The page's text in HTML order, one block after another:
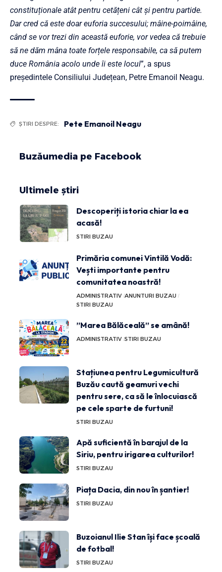
constituționale atât pentru cetățeni cât și pentru partide.
Dar cred că este doar euforia succesului; mâine-poimâine,
când se vor trezi din această euforie, vor vedea că trebuie
să ne dăm mâna toate forțele responsabile, ca să putem
duce România acolo unde îi este locul”, a spus
președintele Consiliului Județean, Petre Emanoil Neagu.
ȘTIRI DESPRE: Pete Emanoil Neagu
Buzăumedia pe Facebook
Ultimele știri
Descoperiți istoria chiar la ea
acasă!
STIRI BUZAU
Primăria comunei Vintilă Vodă:
Vești importante pentru
comunitatea noastră!
ADMINISTRATIV ANUNTURI BUZAU
STIRI BUZAU
”Marea Bălăceală” se amână!
ADMINISTRATIV STIRI BUZAU
Stațiunea pentru Legumicultură
Buzău caută geamuri vechi
pentru sere, ca să le înlocuiască
pe cele sparte de furtuni!
STIRI BUZAU
Apă suficientă în barajul de la
Siriu, pentru irigarea culturilor!
STIRI BUZAU
Piața Dacia, din nou în șantier!
STIRI BUZAU
Buzoianul Ilie Stan își face școală
de fotbal!
STIRI BUZAU